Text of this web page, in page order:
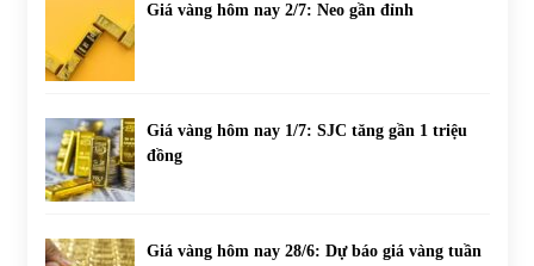
Giá vàng hôm nay 2/7: Neo gần đỉnh
Giá vàng hôm nay 1/7: SJC tăng gần 1 triệu
đồng
Giá vàng hôm nay 28/6: Dự báo giá vàng tuần